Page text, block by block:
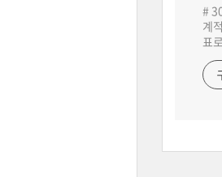
#
계
표